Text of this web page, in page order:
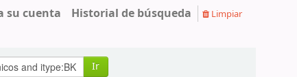
su cuenta Historial de búsqueda Limpiar
Ir